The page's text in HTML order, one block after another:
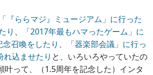
「『ららマジ』ミュージアム」に行った
り 、
「2017年最もハマったゲーム」に
念召喚をしたり 、
「器楽部会議」に行っ
れ込ませたり と、いろいろやっていたの
叶って、（1.5周年を記念した）インタ